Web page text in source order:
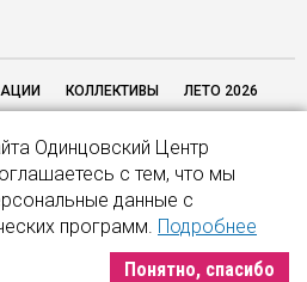
КОЛЛЕКТИВЫ ЛЕТО 2026
2026 КОНТАКТЫ
концертная организация". Все права
Одинцовский Центр
с тем, что мы
данные с
программ. Подробнее
Понятно, спасибо